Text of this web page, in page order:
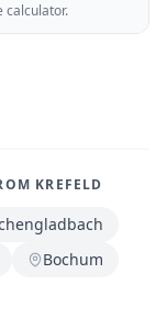
calculator.
KREFELD
Bochum